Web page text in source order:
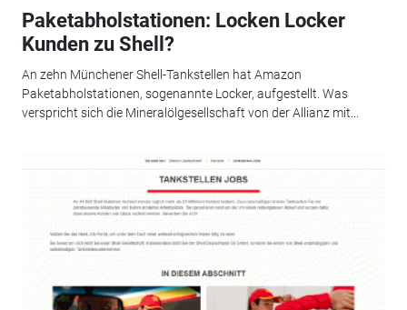
Paketabholstationen: Locken Locker
Kunden zu Shell?
An zehn Münchener Shell-Tankstellen hat Amazon
Paketabholstationen, sogenannte Locker, aufgestellt. Was
verspricht sich die Mineralölgesellschaft von der Allianz mit...